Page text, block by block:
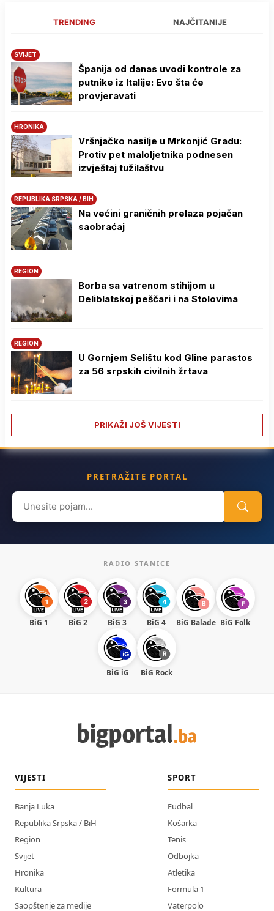
TRENDING NAJČITANIJE
SVIJET
Španija od danas uvodi kontrole za
putnike iz Italije: Evo šta će
provjeravati
HRONIKA
Vršnjačko nasilje u Mrkonjić Gradu:
Protiv pet maloljetnika podnesen
izvještaj tužilaštvu
REPUBLIKA SRPSKA / BIH
Na većini graničnih prelaza pojačan
saobraćaj
REGION
Borba sa vatrenom stihijom u
Deliblatskoj peščari i na Stolovima
REGION
U Gornjem Selištu kod Gline parastos
za 56 srpskih civilnih žrtava
PRIKAŽI JOŠ VIJESTI
PRETRAŽITE PORTAL
Search
for:
RADIO STANICE
BiG 1 BiG 2 BiG 3 BiG 4 BiG Balade BiG Folk
BiG iG BiG Rock
VIJESTI
Banja Luka
Republika Srpska / BiH
Region
Svijet
Hronika
Kultura
Saopštenje za medije
SPORT
Fudbal
Košarka
Tenis
Odbojka
Atletika
Formula 1
Vaterpolo